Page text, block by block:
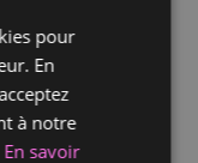
DUTCH
pour
En
à notre
En savoir